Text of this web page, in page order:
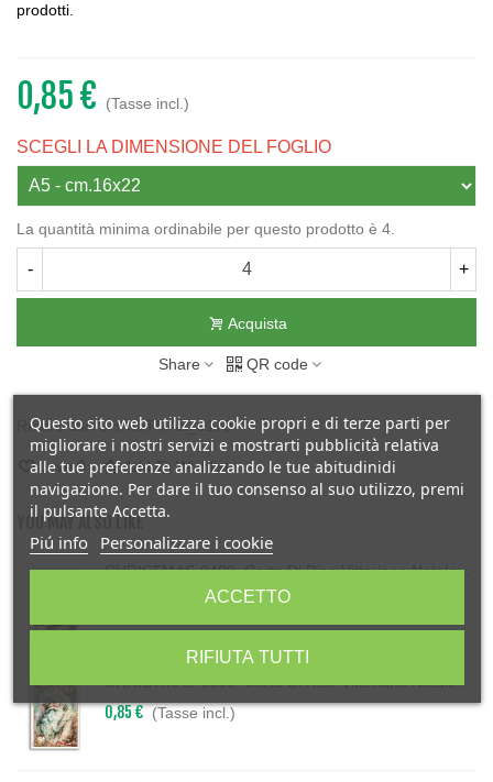
prodotti.
0,85 € (Tasse incl.)
SCEGLI LA DIMENSIONE DEL FOGLIO
La quantità minima ordinabile per questo prodotto è 4.
- +
Acquista
Share QR code
Reference: CHRISTMAS_0170
Love 0 Add To Wishlist
YOU MAY ALSO LIKE
CHRISTMAS-0400. Carta Di Riso Vittoriana Natale...
(Tasse incl.)
CHRISTMAS-0399. Carta Di Riso Vittoriana Natale...
0,85 € (Tasse incl.)
Questo sito web utilizza cookie propri e di terze parti per
migliorare i nostri servizi e mostrarti pubblicità relativa
alle tue preferenze analizzando le tue abitudinidi
navigazione. Per dare il tuo consenso al suo utilizzo, premi
il pulsante Accetta.
Piú info Personalizzare i cookie
RIFIUTA TUTTI
ACCETTO